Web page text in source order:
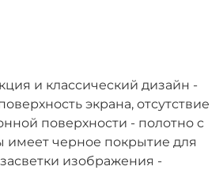
и классический дизайн -
экрана, отсутствие
поверхности - полотно с
имеет черное покрытие для
изображения -